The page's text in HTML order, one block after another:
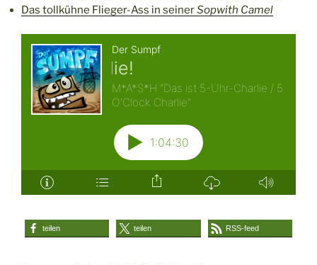
Das tollkühne Flieger-Ass in seinerSopwith Camel
teilen teilen RSS-feed